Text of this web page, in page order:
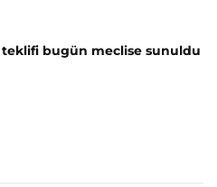
teklifi bugün meclise sunuldu